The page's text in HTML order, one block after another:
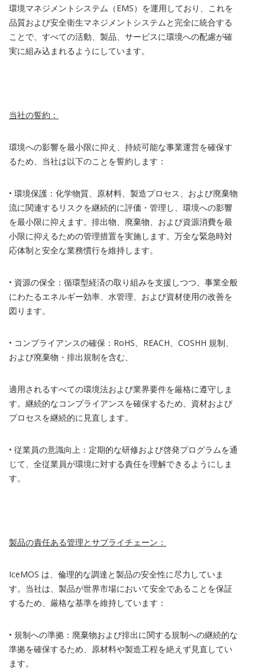
環境マネジメントシステム（EMS）を運用しており、これを
品質および安全衛生マネジメントシステムと完全に統合する
ことで、すべての活動、製品、サービスに環境への配慮が確
実に組み込まれるようにしています。
当社の誓約：
環境への影響を最小限に抑え、持続可能な事業運営を確保す
るため、当社は以下のことを誓約します：
• 環境保護：化学物質、原材料、製造プロセス、および廃棄物
流に関連するリスクを継続的に評価・管理し、環境への影響
を最小限に抑えます。排出物、廃棄物、および資源消費を最
小限に抑えるための管理措置を実施します。万全な緊急時対
応体制と安全な業務慣行を維持します。
• 資源の保全：循環型経済の取り組みを支援しつつ、事業全般
にわたるエネルギー効率、水管理、および資材使用の改善を
図ります。
• コンプライアンスの確保： RoHS REACH COSHH 規制、
および廃棄物・排出規制を含む、
適用されるすべての環境法および業界要件を厳格に遵守しま
す。継続的なコンプライアンスを確保するため、資材および
プロセスを継続的に見直します。
• 従業員の意識向上：定期的な研修および啓発プログラムを通
じて、全従業員が環境に対する責任を理解できるようにしま
す。
製品の責任ある管理とサプライチェーン：
IceMOS は、倫理的な調達と製品の安全性に尽力していま
す。当社は、製品が世界市場において安全であることを保証
するため、厳格な基準を維持しています：
• 規制への準拠：廃棄物および排出に関する規制への継続的な
準拠を確保するため、原材料や製造工程を絶えず見直してい
ます。